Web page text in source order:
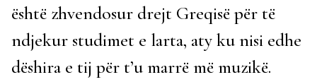
është zhvendosur drejt Greqisë për të
ndjekur studimet e larta, aty ku nisi edhe
dëshira e tij për t’u marrë më muzikë.